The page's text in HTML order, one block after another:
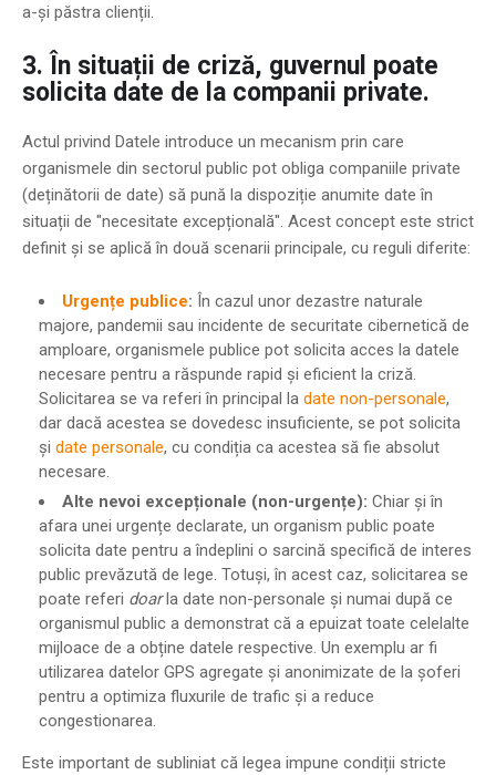
a-și păstra clienții.
3. În situații de criză, guvernul poate
solicita date de la companii private.
Actul privind Datele introduce un mecanism prin care
organismele din sectorul public pot obliga companiile private
(deținătorii de date) să pună la dispoziție anumite date în
situații de "necesitate excepțională". Acest concept este strict
definit și se aplică în două scenarii principale, cu reguli diferite:
Urgențe publice: În cazul unor dezastre naturale
majore, pandemii sau incidente de securitate cibernetică de
amploare, organismele publice pot solicita acces la datele
necesare pentru a răspunde rapid și eficient la criză.
Solicitarea se va referi în principal la date non-personale,
dar dacă acestea se dovedesc insuficiente, se pot solicita
și date personale, cu condiția ca acestea să fie absolut
necesare.
Alte nevoi excepționale (non-urgențe): Chiar și în
afara unei urgențe declarate, un organism public poate
solicita date pentru a îndeplini o sarcină specifică de interes
public prevăzută de lege. Totuși, în acest caz, solicitarea se
poate referi doarla date non-personale și numai după ce
organismul public a demonstrat că a epuizat toate celelalte
mijloace de a obține datele respective. Un exemplu ar fi
utilizarea datelor GPS agregate și anonimizate de la șoferi
pentru a optimiza fluxurile de trafic și a reduce
congestionarea.
Este important de subliniat că legea impune condiții stricte